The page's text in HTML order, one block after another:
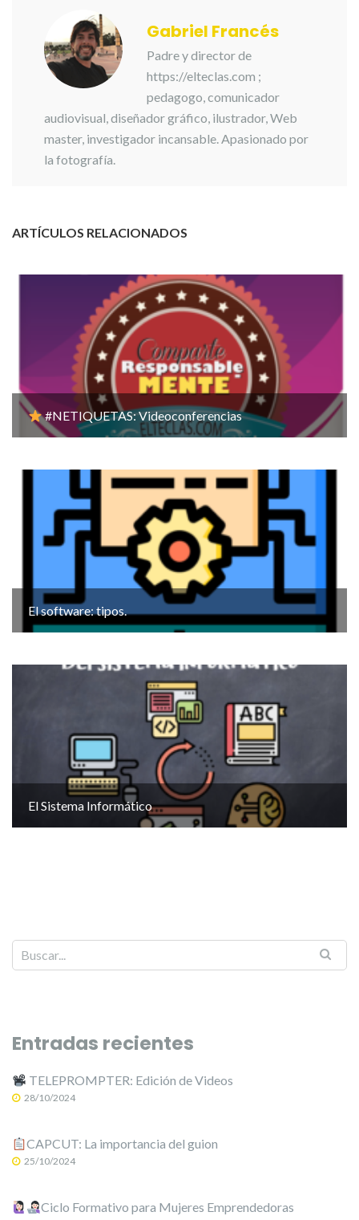
Gabriel Francés
Padre y director de
https://elteclas.com ;
pedagogo, comunicador
audiovisual, diseñador gráfico, ilustrador, Web
master, investigador incansable. Apasionado por
la fotografía.
ARTÍCULOS RELACIONADOS
#NETIQUETAS: Videoconferencias
El software: tipos.
El Sistema Informático
Entradas recientes
TELEPROMPTER: Edición de Videos
28/10/2024
CAPCUT: La importancia del guion
25/10/2024
Ciclo Formativo para Mujeres Emprendedoras